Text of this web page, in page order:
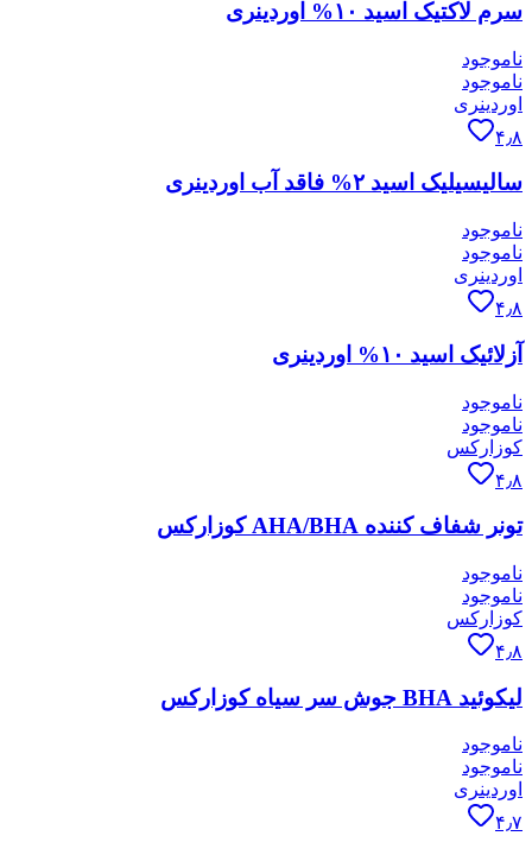
سرم لاکتیک اسید ۱۰% اوردینری
ناموجود
ناموجود
اوردینری
۴٫۸
سالیسیلیک اسید ۲% فاقد آب اوردینری
ناموجود
ناموجود
اوردینری
۴٫۸
آزلائیک اسید ۱۰% اوردینری
ناموجود
ناموجود
کوزارکس
۴٫۸
تونر شفاف کننده AHA/BHA کوزارکس
ناموجود
ناموجود
کوزارکس
۴٫۸
لیکوئید BHA جوش سر سیاه کوزارکس
ناموجود
ناموجود
اوردینری
۴٫۷